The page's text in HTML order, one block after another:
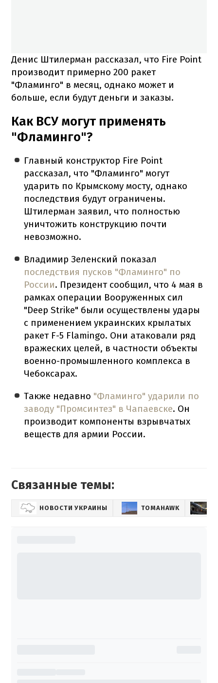
Денис Штилерман рассказал, что Fire Point
производит примерно 200 ракет
"Фламинго" в месяц, однако может и
больше, если будут деньги и заказы.
Как ВСУ могут применять
"Фламинго"?
Главный конструктор Fire Point
рассказал, что "Фламинго" могут
ударить по Крымскому мосту, однако
последствия будут ограничены.
Штилерман заявил, что полностью
уничтожить конструкцию почти
невозможно.
Владимир Зеленский показал
последствия пусков "Фламинго" по
России. Президент сообщил, что 4 мая в
рамках операции Вооруженных сил
"Deep Strike" были осуществлены удары
с применением украинских крылатых
ракет F-5 Flamingo. Они атаковали ряд
вражеских целей, в частности объекты
военно-промышленного комплекса в
Чебоксарах.
Также недавно "Фламинго" ударили по
заводу "Промсинтез" в Чапаевске. Он
производит компоненты взрывчатых
веществ для армии России.
Связанные темы:
НОВОСТИ УКРАИНЫ TOMAHAWK